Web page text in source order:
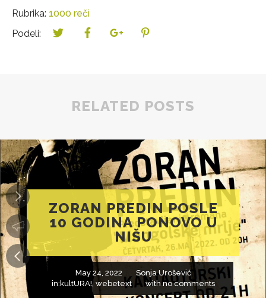
Rubrika: 1000 reči
Podeli:
RELATED POSTS
ZORAN PREDIN POSLE
10 GODINA PONOVO U
NIŠU
May 24, 2022
Sonja Urošević
in: kultURA!, webetext withno comments